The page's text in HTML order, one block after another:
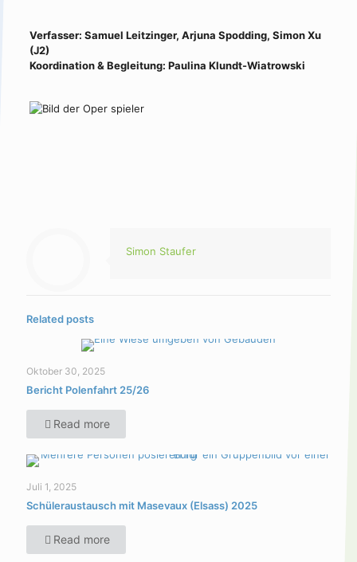
Verfasser: Samuel Leitzinger, Arjuna Spodding, Simon Xu
(J2)
Koordination & Begleitung: Paulina Klundt-Wiatrowski
Simon Staufer
Related posts
Oktober 30, 2025
Bericht Polenfahrt 25/26
Read more
Juli 1, 2025
Schüleraustausch mit Masevaux (Elsass) 2025
Read more